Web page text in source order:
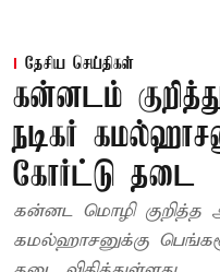
தேசிய செய்திகள்
கன்னடம்
நடிகர்
கோர்ட்டு தடை
கன்னட மொழி குறித்த
கமல்ஹாசனுக்கு